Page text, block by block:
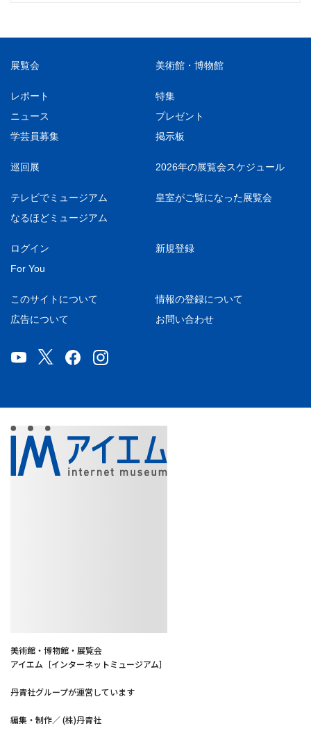
展覧会 美術館・博物館
レポート
特集
ニュース
プレゼント
学芸員募集
掲示板
巡回展 2026年の展覧会スケジュール
テレビでミュージアム
皇室がご覧になった展覧会
なるほどミュージアム
ログイン
新規登録
For You
このサイトについて
情報の登録について
広告について
お問い合わせ
美術館・博物館・展覧会
アイエム［インターネットミュージアム］
丹青社グループが運営しています
編集・制作／ (株)丹青社